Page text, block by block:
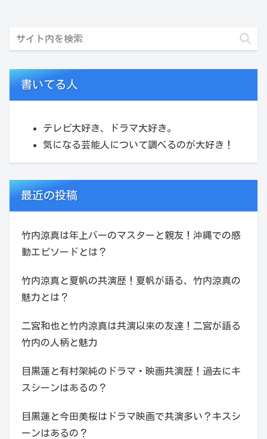
書いてる人
テレビ大好き、ドラマ大好き。
気になる芸能人について調べるのが大好き！
最近の投稿
竹内涼真は年上バーのマスターと親友！沖縄での感
動エピソードとは？
竹内涼真と夏帆の共演歴！夏帆が語る、竹内涼真の
魅力とは？
二宮和也と竹内涼真は共演以来の友達！二宮が語る
竹内の人柄と魅力
目黒蓮と有村架純のドラマ・映画共演歴！過去にキ
スシーンはあるの？
目黒蓮と今田美桜はドラマ映画で共演多い？キスシ
ーンはあるの？